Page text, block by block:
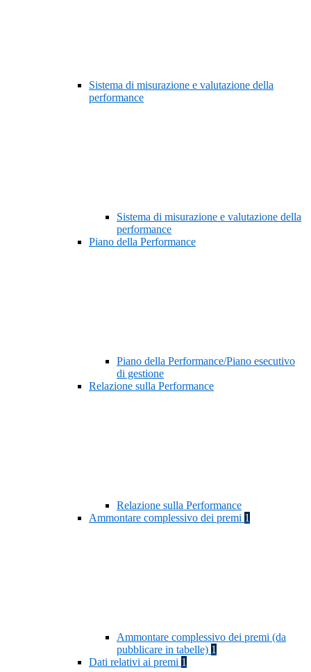
Sistema di misurazione e valutazione della
performance
Sistema di misurazione e valutazione della
performance
Piano della Performance
Piano della Performance/Piano esecutivo
di gestione
Relazione sulla Performance
Relazione sulla Performance
Ammontare complessivo dei premi 1
Ammontare complessivo dei premi (da
pubblicare in tabelle) 1
Dati relativi ai premi 1